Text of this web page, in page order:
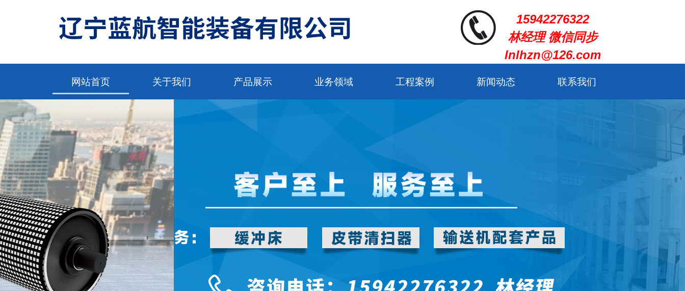
15942276322
林经理 微信同步
lnlhzn@126.com
网站首页 关于我们 产品展示 业务领域 工程案例 新闻动态 联系我们